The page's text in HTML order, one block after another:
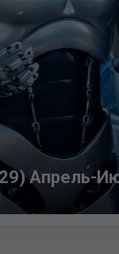
Апрель-